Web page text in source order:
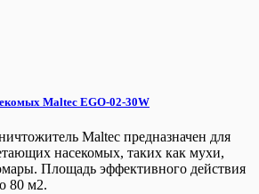
Maltec EGO-02-30W
Maltec предназначен для
насекомых, таких как мухи,
Площадь эффективного действия
80 м2.